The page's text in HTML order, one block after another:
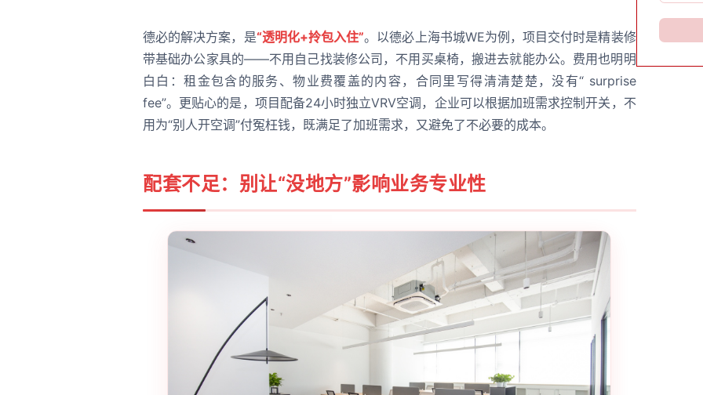
德必的解决方案，是“透明化+拎包入住”。以德必上海书城WE为例，项目交付时是精装修
带基础办公家具的——不用自己找装修公司，不用买桌椅，搬进去就能办公。费用也明明
白白：租金包含的服务、物业费覆盖的内容，合同里写得清清楚楚，没有“ surprise
fee”。更贴心的是，项目配备24小时独立VRV空调，企业可以根据加班需求控制开关，不
用为“别人开空调”付冤枉钱，既满足了加班需求，又避免了不必要的成本。
配套不足：别让“没地方”影响业务专业性